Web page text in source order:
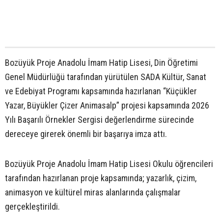
Bozüyük Proje Anadolu İmam Hatip Lisesi, Din Öğretimi
Genel Müdürlüğü tarafından yürütülen SADA Kültür, Sanat
ve Edebiyat Programı kapsamında hazırlanan “Küçükler
Yazar, Büyükler Çizer Animasalp” projesi kapsamında 2026
Yılı Başarılı Örnekler Sergisi değerlendirme sürecinde
dereceye girerek önemli bir başarıya imza attı.
Bozüyük Proje Anadolu İmam Hatip Lisesi Okulu öğrencileri
tarafından hazırlanan proje kapsamında; yazarlık, çizim,
animasyon ve kültürel miras alanlarında çalışmalar
gerçekleştirildi.